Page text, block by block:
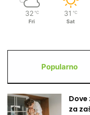
32 ℃
Fri
31 ℃
Sat
Popularno
Dove
za